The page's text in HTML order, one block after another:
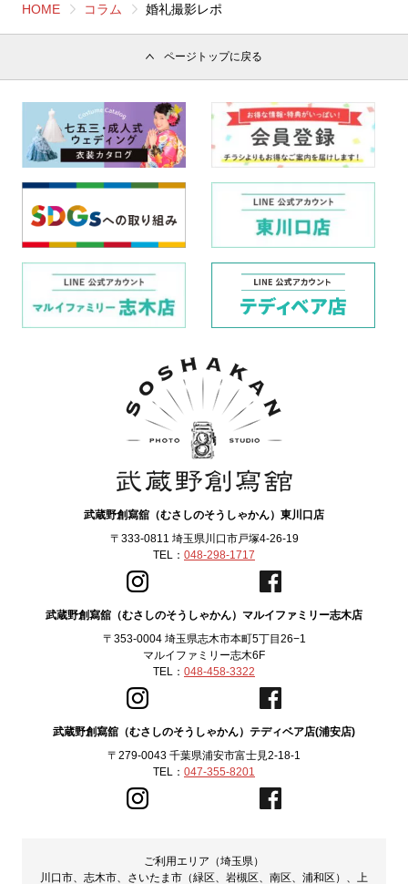
HOME コラム 婚礼撮影レポ
ページトップに戻る
武蔵野創寫舘（むさしのそうしゃかん）東川口店
〒333-0811 埼玉県川口市戸塚4-26-19
TEL： 048-298-1717
武蔵野創寫舘（むさしのそうしゃかん）マルイファミリー志木店
〒353-0004 埼玉県志木市本町5丁目26−1
マルイファミリー志木6F
TEL： 048-458-3322
武蔵野創寫舘（むさしのそうしゃかん）テディベア店(浦安店)
〒279-0043 千葉県浦安市富士見2-18-1
TEL： 047-355-8201
ご利用エリア（埼玉県）
川口市、志木市、さいたま市（緑区、岩槻区、南区、浦和区）、上